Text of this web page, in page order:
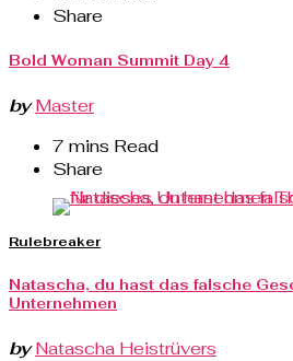
Share
Bold Woman Summit Day 4
by Master
7 mins Read
Share
Rulebreaker
Natascha, du hast das falsche
Unternehmen
by Natascha Heistrüvers